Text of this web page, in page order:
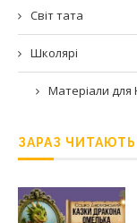
Світ тата
Школярі
Матеріали
ЗАРАЗ ЧИТАЮТЬ